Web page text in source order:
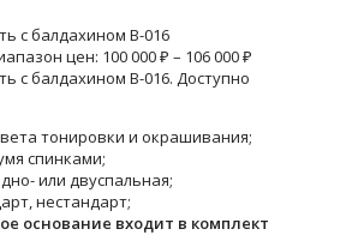
с балдахином B-016
цен: 100 000 ₽ – 106 000 ₽
с балдахином B-016. Доступно
тонировки и окрашивания;
спинками;
или двуспальная;
нестандарт;
основание входит в комплект